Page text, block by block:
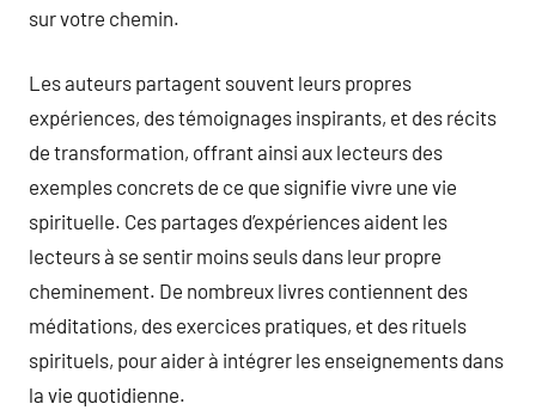
sur votre chemin.
Les auteurs partagent souvent leurs propres
expériences, des témoignages inspirants, et des récits
de transformation, offrant ainsi aux lecteurs des
exemples concrets de ce que signifie vivre une vie
spirituelle. Ces partages d’expériences aident les
lecteurs à se sentir moins seuls dans leur propre
cheminement. De nombreux livres contiennent des
méditations, des exercices pratiques, et des rituels
spirituels, pour aider à intégrer les enseignements dans
la vie quotidienne.